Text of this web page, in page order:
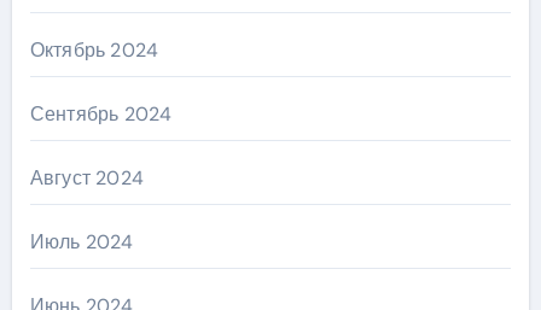
Октябрь 2024
Сентябрь 2024
Август 2024
Июль 2024